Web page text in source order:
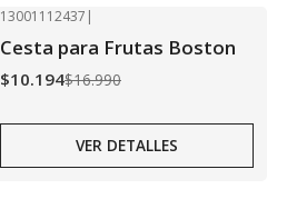
Agotado
13001112437 |
Cesta para Frutas Boston
$10.194$16.990
VER DETALLES